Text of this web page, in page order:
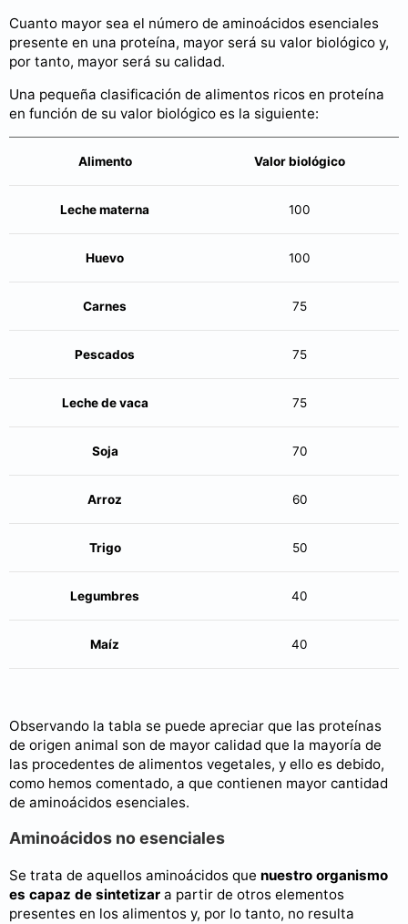
Cuanto mayor sea el número de aminoácidos esenciales
presente en una proteína, mayor será su valor biológico y,
por tanto, mayor será su calidad.
Una pequeña clasificación de alimentos ricos en proteína
en función de su valor biológico es la siguiente:
Alimento Valor biológico
Leche materna 100
Huevo 100
Carnes 75
Pescados 75
Leche de vaca 75
Soja 70
Arroz 60
Trigo 50
Legumbres 40
Maíz 40
Observando la tabla se puede apreciar que las proteínas
de origen animal son de mayor calidad que la mayoría de
las procedentes de alimentos vegetales, y ello es debido,
como hemos comentado, a que contienen mayor cantidad
de aminoácidos esenciales.
Aminoácidos no esenciales
Se trata de aquellos aminoácidos que nuestro organismo
es capaz de sintetizar a partir de otros elementos
presentes en los alimentos y, por lo tanto, no resulta